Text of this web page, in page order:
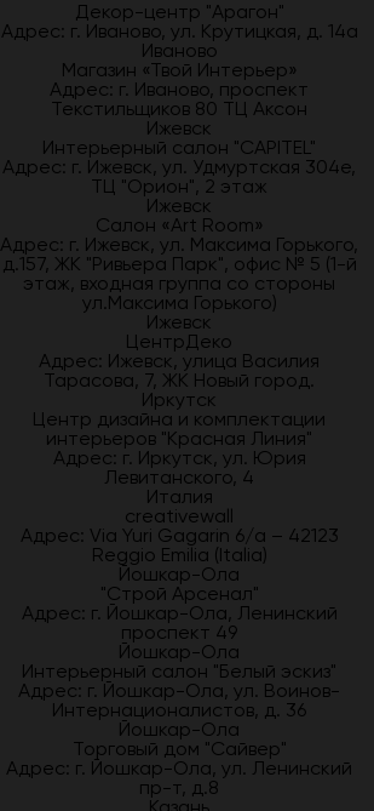
Декор-центр "Арагон"
Адрес: г. Иваново, ул. Крутицкая, д. 14а
Иваново
Магазин «Твой Интерьер»
Адрес: г. Иваново, проспект
Текстильщиков 80 ТЦ Аксон
Ижевск
Интерьерный салон "CAPITEL"
Адрес: г. Ижевск, ул. Удмуртская 304е,
ТЦ "Орион", 2 этаж
Ижевск
Салон «Art Room»
Адрес: г. Ижевск, ул. Максима Горького,
д.157, ЖК "Ривьера Парк", офис № 5 (1-й
этаж, входная группа со стороны
ул.Максима Горького)
Ижевск
ЦентрДеко
Адрес: Ижевск, улица Василия
Тарасова, 7, ЖК Новый город.
Иркутск
Центр дизайна и комплектации
интерьеров "Красная Линия"
Адрес: г. Иркутск, ул. Юрия
Левитанского, 4
Италия
creativewall
Адрес: Via Yuri Gagarin 6/a – 42123
Reggio Emilia (Italia)
Йошкар-Ола
"Строй Арсенал"
Адрес: г. Йошкар-Ола, Ленинский
проспект 49
Йошкар-Ола
Интерьерный салон "Белый эскиз"
Адрес: г. Йошкар-Ола, ул. Воинов-
Интернационалистов, д. 36
Йошкар-Ола
Торговый дом "Сайвер"
Адрес: г. Йошкар-Ола, ул. Ленинский
пр-т, д.8